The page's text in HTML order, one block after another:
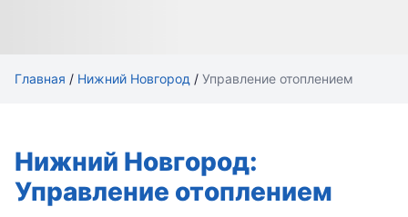
Главная / Нижний Новгород / Управление отоплением
Нижний Новгород:
Управление отоплением